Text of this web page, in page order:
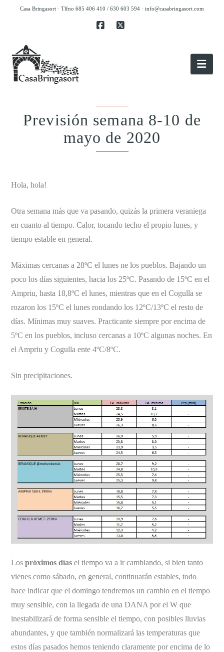
Casa Bringasort · Tlfno 685 406 410 / 630 603 594 · info@casabringasort.com
Previsión semana 8-10 de
mayo de 2020
Hola, hola!
Otra semana más que va pasando, quizás la primera veraniega
en cuanto al tiempo. Calor, tocando techo el propio lunes, y
tiempo estable en general.
Máximas cercanas a 28ºC el lunes ne los pueblos. Bajando un
poco los días siguientes, hacia los 25ºC. Pasando de 15ºC en el
Ampriu, hasta 18,8ºC el lunes, mientras que en el Cogulla se
rozaron los 15ºC el lunes rondando los 12ºC/13ºC el resto de
días. Mínimas muy suaves. Practicante siempre por encima de
5ºC en los pueblos, incluso cercanas a 10ºC algunas noches. En
el Ampriu y Cogulla ente 4ºC/8ºC.
Sin precipitaciones.
Lospróximos días el tiempo va a ir cambiando, si bien tanto
vienes como sábado, en general, continuarán estables, todo
hace indicar que el domingo tendremos un cambio en el tiempo
muy sensible, con la llegada de una DANA por el W que
inestabilizará de forma sensible el tiempo, con posibles lluvias
abundantes, y que también normalizará las temperaturas que
estos días pasados hemos teniendo claramente por encima de lo